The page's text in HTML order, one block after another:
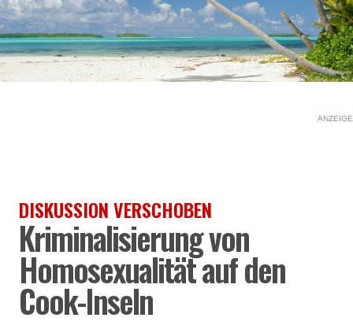
ANZEIGE
DISKUSSION VERSCHOBEN
Kriminalisierung von
Homosexualität auf den
Cook-Inseln